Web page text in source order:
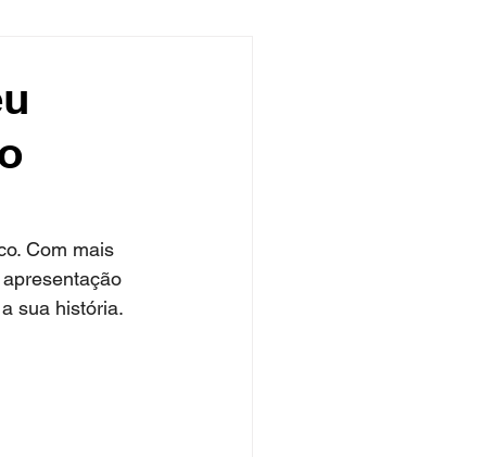
Com mais
sua história.